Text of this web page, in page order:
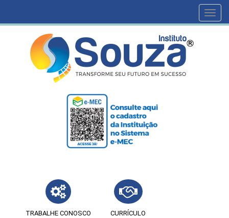
TRABALHE CONOSCO
CURRÍCULO